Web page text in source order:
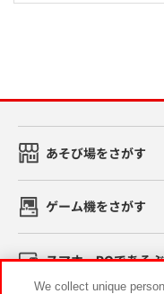
あそび場をさがす
ゲーム機をさがす
スマホ・PCであそぶ
We collect unique